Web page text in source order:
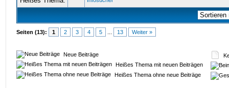
Seiten (13): 1 2 3 4 5 13 Weiter »
Neue Beiträge
Heißes Thema mit neuen Beiträgen
Heißes Thema ohne neue Beiträge